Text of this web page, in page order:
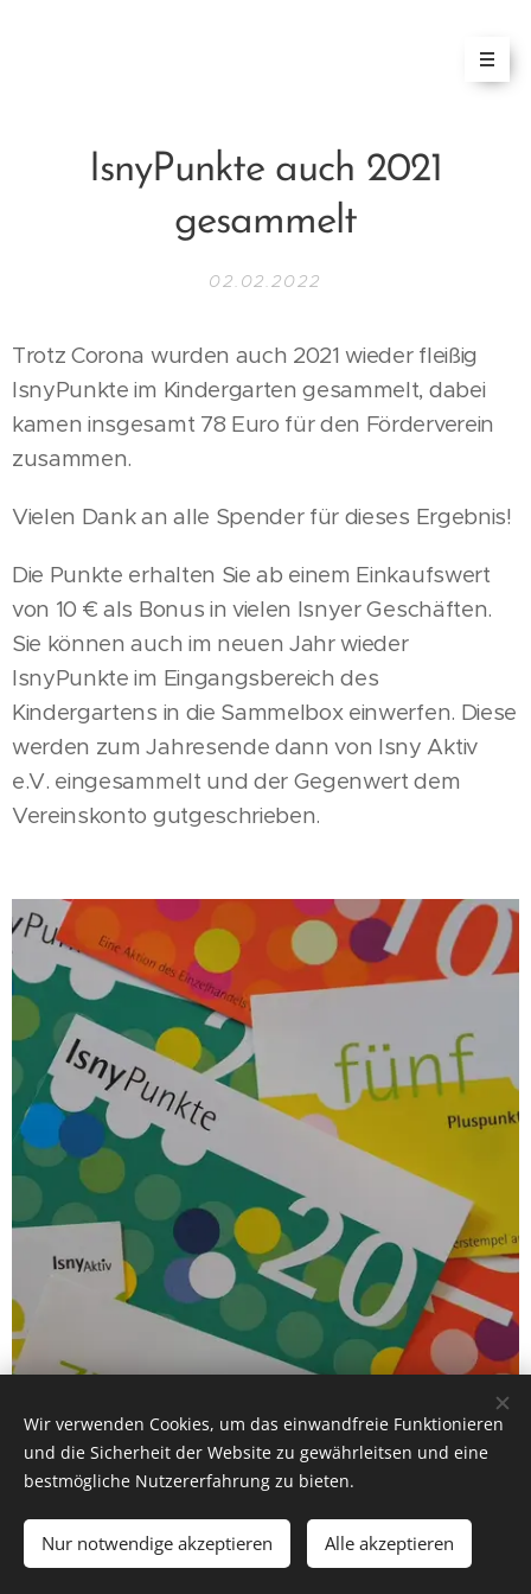
IsnyPunkte auch 2021
gesammelt
02.02.2022
Trotz Corona wurden auch 2021 wieder fleißig
IsnyPunkte im Kindergarten gesammelt, dabei
kamen insgesamt 78 Euro für den Förderverein
zusammen.
Vielen Dank an alle Spender für dieses Ergebnis!
Die Punkte erhalten Sie ab einem Einkaufswert
von 10 € als Bonus in vielen Isnyer Geschäften.
Sie können auch im neuen Jahr wieder
IsnyPunkte im Eingangsbereich des
Kindergartens in die Sammelbox einwerfen. Diese
werden zum Jahresende dann von Isny Aktiv
e.V. eingesammelt und der Gegenwert dem
Vereinskonto gutgeschrieben.
© 2018 FV Kiga St Georg e.V., Am Dreifingerbach 11, 88316 Isny im
Wir verwenden Cookies, um das einwandfreie Funktionieren
und die Sicherheit der Website zu gewährleitsen und eine
bestmögliche Nutzererfahrung zu bieten.
Nur notwendige akzeptieren Alle akzeptieren